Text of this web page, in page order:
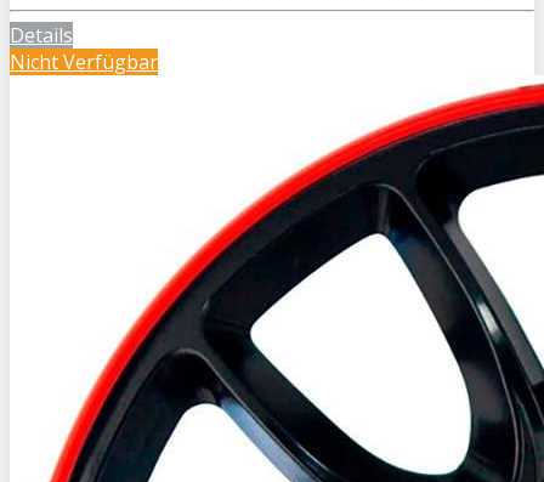
Details
Nicht Verfügbar